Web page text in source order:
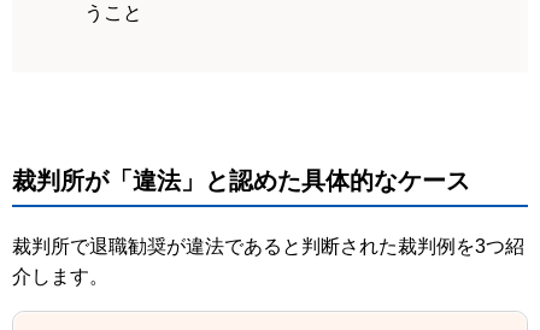
うこと
裁判所が「違法」と認めた具体的なケース
裁判所で退職勧奨が違法であると判断された裁判例を3つ紹
介します。